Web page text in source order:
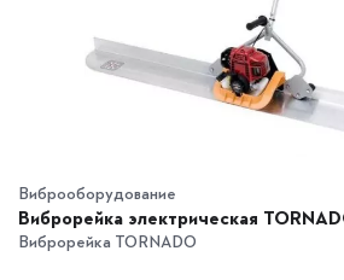
Виброоборудование
Виброрейка электрическая
Виброрейка TORNADO